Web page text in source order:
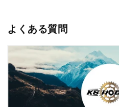
よくある質問